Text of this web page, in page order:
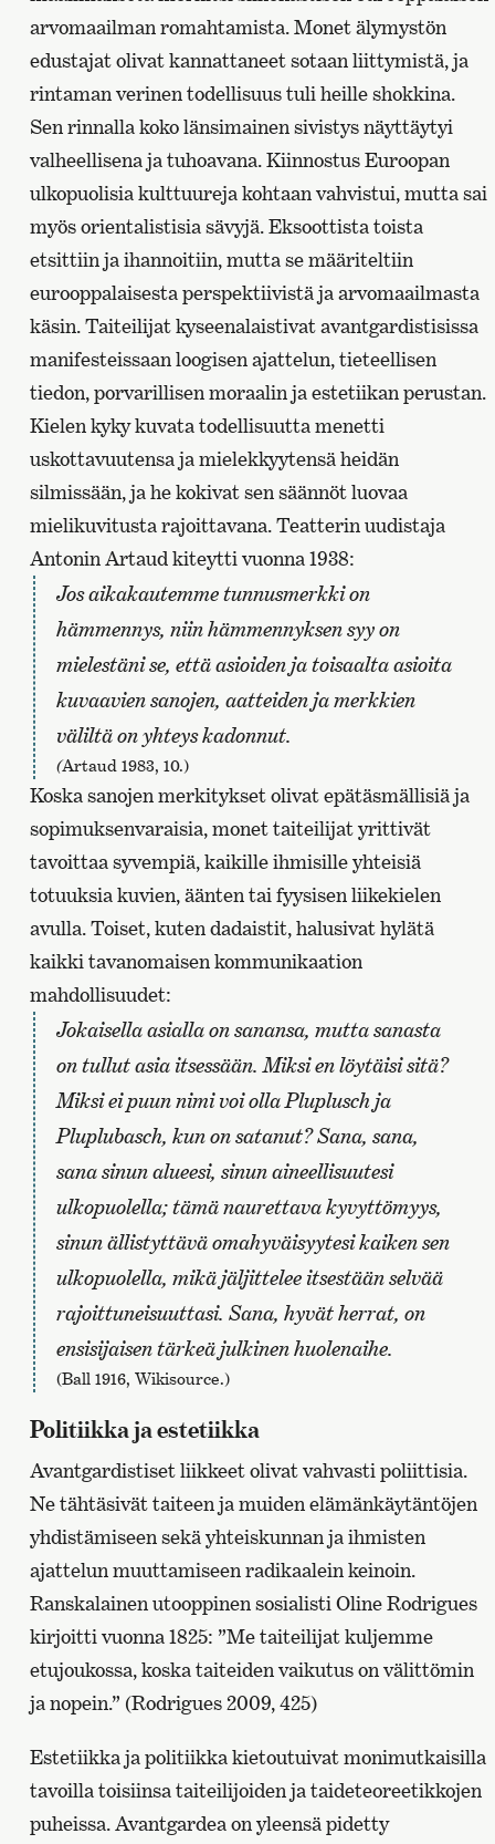
arvomaailman romahtamista. Monet älymystön
edustajat olivat kannattaneet sotaan liittymistä, ja
rintaman verinen todellisuus tuli heille shokkina.
Sen rinnalla koko länsimainen sivistys näyttäytyi
valheellisena ja tuhoavana. Kiinnostus Euroopan
ulkopuolisia kulttuureja kohtaan vahvistui, mutta sai
myös orientalistisia sävyjä. Eksoottista toista
etsittiin ja ihannoitiin, mutta se määriteltiin
eurooppalaisesta perspektiivistä ja arvomaailmasta
käsin. Taiteilijat kyseenalaistivat avantgardistisissa
manifesteissaan loogisen ajattelun, tieteellisen
tiedon, porvarillisen moraalin ja estetiikan perustan.
Kielen kyky kuvata todellisuutta menetti
uskottavuutensa ja mielekkyytensä heidän
silmissään, ja he kokivat sen säännöt luovaa
mielikuvitusta rajoittavana. Teatterin uudistaja
Antonin Artaud kiteytti vuonna 1938:
Jos aikakautemme tunnusmerkki on
hämmennys, niin hämmennyksen syy on
mielestäni se, että asioiden ja toisaalta asioita
kuvaavien sanojen, aatteiden ja merkkien
väliltä on yhteys kadonnut.
(Artaud 1983, 10.)
Koska sanojen merkitykset olivat epätäsmällisiä ja
sopimuksenvaraisia, monet taiteilijat yrittivät
tavoittaa syvempiä, kaikille ihmisille yhteisiä
totuuksia kuvien, äänten tai fyysisen liikekielen
avulla. Toiset, kuten dadaistit, halusivat hylätä
kaikki tavanomaisen kommunikaation
mahdollisuudet:
Jokaisella asialla on sanansa, mutta sanasta
on tullut asia itsessään. Miksi en löytäisi sitä?
Miksi ei puun nimi voi olla Pluplusch ja
Pluplubasch, kun on satanut? Sana, sana,
sana sinun alueesi, sinun aineellisuutesi
ulkopuolella; tämä naurettava kyvyttömyys,
sinun ällistyttävä omahyväisyytesi kaiken sen
ulkopuolella, mikä jäljittelee itsestään selvää
rajoittuneisuuttasi. Sana, hyvät herrat, on
ensisijaisen tärkeä julkinen huolenaihe.
(Ball 1916, Wikisource.)
Politiikka ja estetiikka
Avantgardistiset liikkeet olivat vahvasti poliittisia.
Ne tähtäsivät taiteen ja muiden elämänkäytäntöjen
yhdistämiseen sekä yhteiskunnan ja ihmisten
ajattelun muuttamiseen radikaalein keinoin.
Ranskalainen utooppinen sosialisti Oline Rodrigues
kirjoitti vuonna 1825: ”Me taiteilijat kuljemme
etujoukossa, koska taiteiden vaikutus on välittömin
ja nopein.” (Rodrigues 2009, 425)
Estetiikka ja politiikka kietoutuivat monimutkaisilla
tavoilla toisiinsa taiteilijoiden ja taideteoreetikkojen
puheissa. Avantgardea on yleensä pidetty